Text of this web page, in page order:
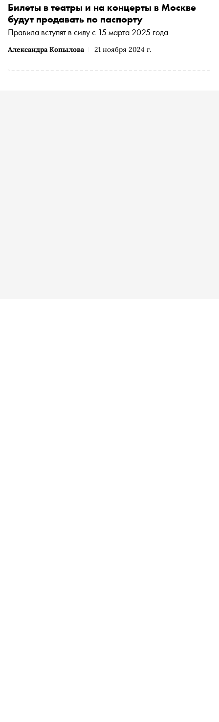
Александра Копылова 21 ноября 2024 г.
Билеты в театры и на концерты в Москве
будут продавать по паспорту
Правила вступят в силу с 15 марта 2025 года